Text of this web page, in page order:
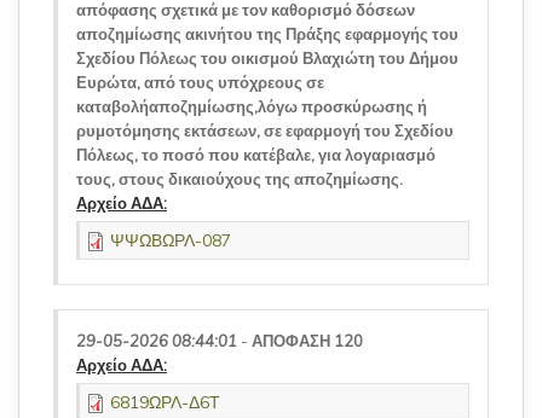
απόφασης σχετικά με τον καθορισμό δόσεων
αποζημίωσης ακινήτου της Πράξης εφαρμογής του
Σχεδίου Πόλεως του οικισμού Βλαχιώτη του Δήμου
Ευρώτα, από τους υπόχρεους σε
καταβολήαποζημίωσης,λόγω προσκύρωσης ή
ρυμοτόμησης εκτάσεων, σε εφαρμογή του Σχεδίου
Πόλεως, το ποσό που κατέβαλε, για λογαριασμό
τους, στους δικαιούχους της αποζημίωσης.
Αρχείο ΑΔΑ:
ΨΨΩΒΩΡΛ-087
29-05-2026 08:44:01 - ΑΠΟΦΑΣΗ 120
Αρχείο ΑΔΑ:
6819ΩΡΛ-Δ6Τ